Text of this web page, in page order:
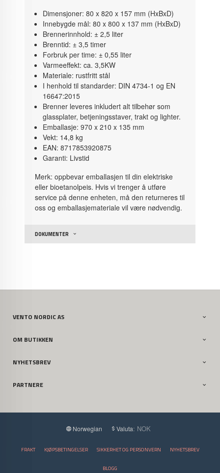
Dimensjoner: 80 x 820 x 157 mm (HxBxD)
Innebygde mål: 80 x 800 x 137 mm (HxBxD)
Brennerinnhold: ± 2,5 liter
Brenntid: ± 3,5 timer
Forbruk per time: ± 0,55 liter
Varmeeffekt: ca. 3,5KW
Materiale: rustfritt stål
I henhold til standarder: DIN 4734-1 og EN
16647:2015
Brenner leveres inkludert alt tilbehør som
glassplater, betjeningsstaver, trakt og lighter.
Emballasje: 970 x 210 x 135 mm
Vekt: 14,8 kg
EAN: 8717853920875
Garanti: Livstid
Merk: oppbevar emballasjen til din elektriske
eller bioetanolpeis. Hvis vi trenger å utføre
service på denne enheten, må den returneres til
oss og emballasjemateriale vil være nødvendig.
DOKUMENTER
VENTO NORDIC AS
OM BUTIKKEN
NYHETSBREV
PARTNERE
Norwegian Valuta: NOK
FRAKT KJØPSBETINGELSER SIKKERHET OG PERSONVERN NYHETSBREV
BLOGG